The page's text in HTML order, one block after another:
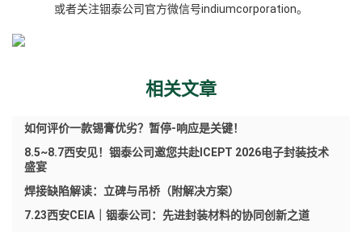
或者关注铟泰公司官方微信号indiumcorporation。
相关文章
如何评价一款锡膏优劣？暂停-响应是关键！
8.5~8.7西安见！铟泰公司邀您共赴ICEPT 2026电子封装技术
盛宴
焊接缺陷解读：立碑与吊桥（附解决方案）
7.23西安CEIA｜铟泰公司：先进封装材料的协同创新之道